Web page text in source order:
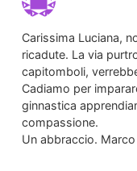
Carissima Luciana,
ricadute. La via
capitomboli,
Cadiamo per
ginnastica
compassione.
Un abbraccio. Marco